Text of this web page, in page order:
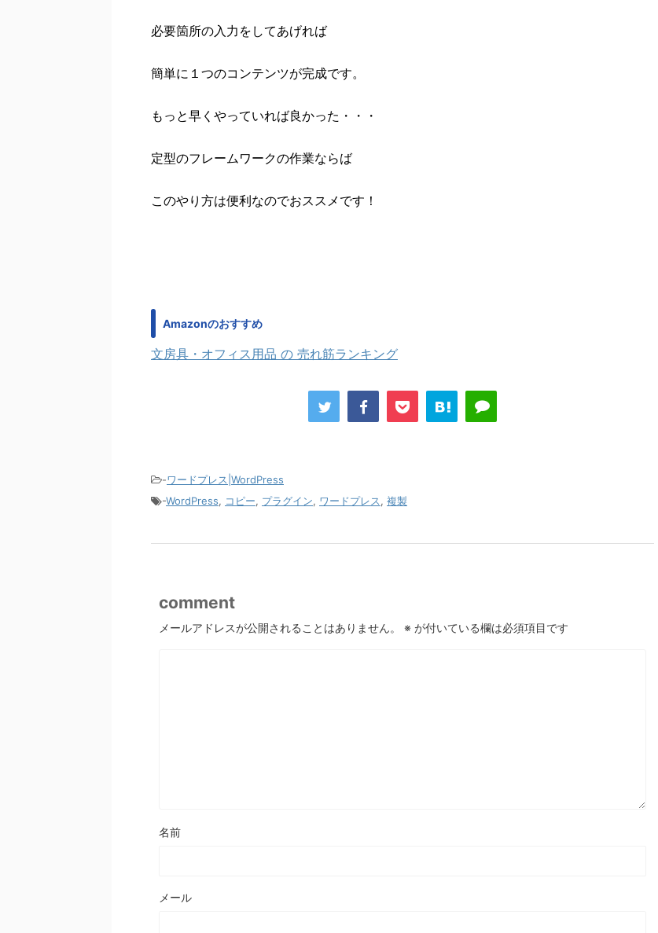
必要箇所の入力をしてあげれば
簡単に１つのコンテンツが完成です。
もっと早くやっていれば良かった・・・
定型のフレームワークの作業ならば
このやり方は便利なのでおススメです！
Amazonのおすすめ
文房具・オフィス用品 の 売れ筋ランキング
-ワードプレス|WordPress
-WordPress, コピー, プラグイン, ワードプレス, 複製
comment
メールアドレスが公開されることはありません。 ※ が付いている欄は必須項目です
名前
メール